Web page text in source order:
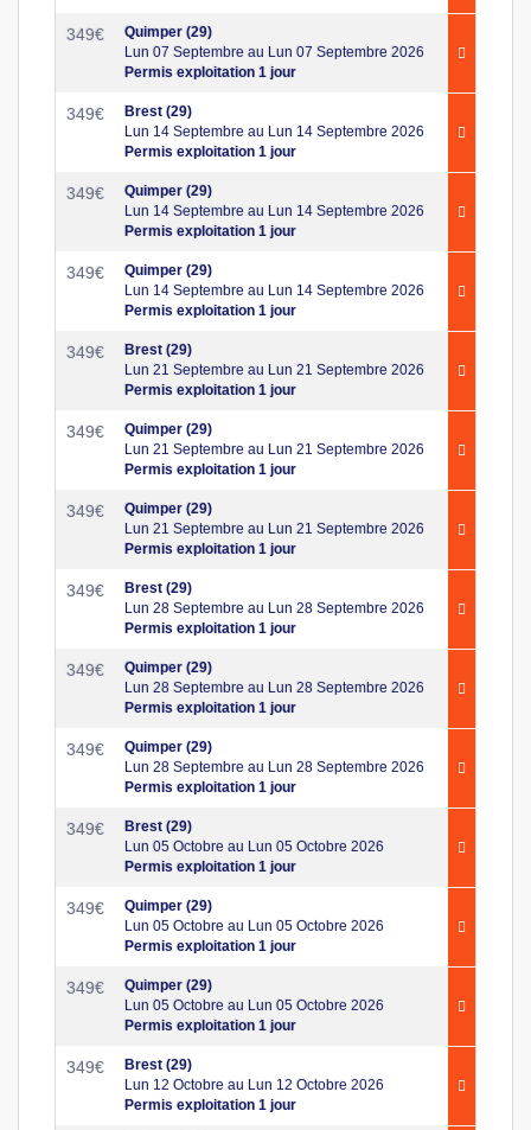
349€
Quimper (29)
Lun 07 Septembre au Lun 07 Septembre 2026
Permis exploitation 1 jour
349€
Brest (29)
Lun 14 Septembre au Lun 14 Septembre 2026
Permis exploitation 1 jour
349€
Quimper (29)
Lun 14 Septembre au Lun 14 Septembre 2026
Permis exploitation 1 jour
349€
Quimper (29)
Lun 14 Septembre au Lun 14 Septembre 2026
Permis exploitation 1 jour
349€
Brest (29)
Lun 21 Septembre au Lun 21 Septembre 2026
Permis exploitation 1 jour
349€
Quimper (29)
Lun 21 Septembre au Lun 21 Septembre 2026
Permis exploitation 1 jour
349€
Quimper (29)
Lun 21 Septembre au Lun 21 Septembre 2026
Permis exploitation 1 jour
349€
Brest (29)
Lun 28 Septembre au Lun 28 Septembre 2026
Permis exploitation 1 jour
349€
Quimper (29)
Lun 28 Septembre au Lun 28 Septembre 2026
Permis exploitation 1 jour
349€
Quimper (29)
Lun 28 Septembre au Lun 28 Septembre 2026
Permis exploitation 1 jour
349€
Brest (29)
Lun 05 Octobre au Lun 05 Octobre 2026
Permis exploitation 1 jour
349€
Quimper (29)
Lun 05 Octobre au Lun 05 Octobre 2026
Permis exploitation 1 jour
349€
Quimper (29)
Lun 05 Octobre au Lun 05 Octobre 2026
Permis exploitation 1 jour
349€
Brest (29)
Lun 12 Octobre au Lun 12 Octobre 2026
Permis exploitation 1 jour